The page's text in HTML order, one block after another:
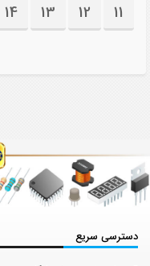
11
12
13
14
دسترسی سریع